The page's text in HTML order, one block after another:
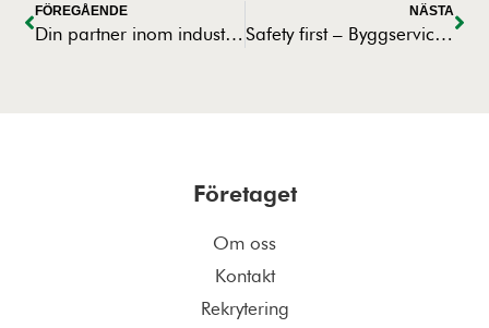
FÖREGÅENDE
Din partner inom industribyggnation
NÄSTA
Safety first – Byggservice Kronqvist har fått uppdaterade RALA certifieringar
Företaget
Om oss
Kontakt
Rekrytering